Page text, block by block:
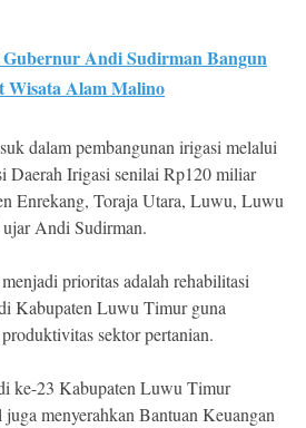
Andi Sudirman Bangun
Wisata Alam Malino
dalam pembangunan irigasi melalui
Daerah Irigasi senilai Rp120 miliar
Enrekang, Toraja Utara, Luwu, Luwu
Andi Sudirman.
prioritas adalah rehabilitasi
Kabupaten Luwu Timur guna
sektor pertanian.
ke-23 Kabupaten Luwu Timur
menyerahkan Bantuan Keuangan